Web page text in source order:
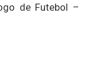
de Futebol –